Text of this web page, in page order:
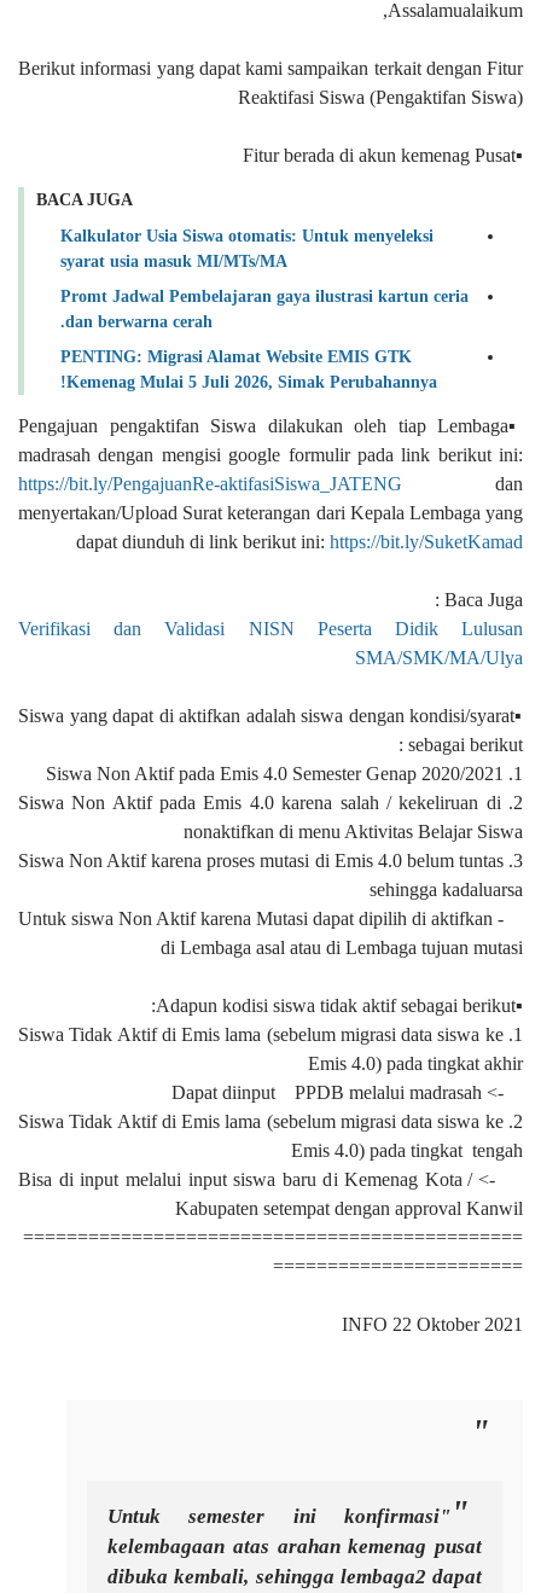
Assalamualaikum,
Berikut informasi yang dapat kami sampaikan terkait dengan Fitur
Reaktifasi Siswa (Pengaktifan Siswa)
▪️Fitur berada di akun kemenag Pusat
BACA JUGA
Kalkulator Usia Siswa otomatis: Untuk menyeleksi
syarat usia masuk MI/MTs/MA
Promt Jadwal Pembelajaran gaya ilustrasi kartun ceria
dan berwarna cerah.
PENTING: Migrasi Alamat Website EMIS GTK
Kemenag Mulai 5 Juli 2026, Simak Perubahannya!
▪️Pengajuan pengaktifan Siswa dilakukan oleh tiap Lembaga
madrasah dengan mengisi google formulir pada link berikut ini:
https://bit.ly/PengajuanRe-aktifasiSiswa_JATENG dan
menyertakan/Upload Surat keterangan dari Kepala Lembaga yang
dapat diunduh di link berikut ini: https://bit.ly/SuketKamad
Baca Juga :
Verifikasi dan Validasi NISN Peserta Didik Lulusan
SMA/SMK/MA/Ulya
▪️Siswa yang dapat di aktifkan adalah siswa dengan kondisi/syarat
sebagai berikut :
1. Siswa Non Aktif pada Emis 4.0 Semester Genap 2020/2021
2. Siswa Non Aktif pada Emis 4.0 karena salah / kekeliruan di
nonaktifkan di menu Aktivitas Belajar Siswa
3. Siswa Non Aktif karena proses mutasi di Emis 4.0 belum tuntas
sehingga kadaluarsa
- Untuk siswa Non Aktif karena Mutasi dapat dipilih di aktifkan
di Lembaga asal atau di Lembaga tujuan mutasi
▪️Adapun kodisi siswa tidak aktif sebagai berikut:
1. Siswa Tidak Aktif di Emis lama (sebelum migrasi data siswa ke
Emis 4.0) pada tingkat akhir
-> Dapat diinput PPDB melalui madrasah
2. Siswa Tidak Aktif di Emis lama (sebelum migrasi data siswa ke
Emis 4.0) pada tingkat tengah
-> Bisa di input melalui input siswa baru di Kemenag Kota /
Kabupaten setempat dengan approval Kanwil
==============================================
=======================
INFO 22 Oktober 2021
"Untuk semester ini konfirmasi
kelembagaan atas arahan kemenag pusat
dibuka kembali, sehingga lembaga2 dapat